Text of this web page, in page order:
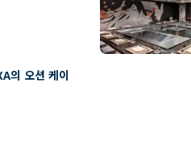
의 오션 케이